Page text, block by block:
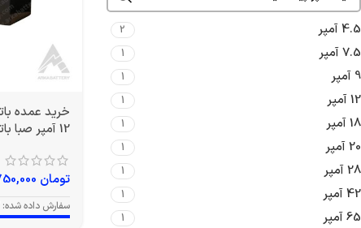
4.5 آمپر 2
7.5 آمپر 1
9 آمپر 1
12 آمپر 1
18 آمپر 1
20 آمپر 1
28 آمپر 1
42 آمپر 1
65 آمپر 1
12 آمپر صبا باتری
تومان
سفارش داده شده: